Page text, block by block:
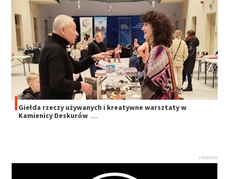
Giełda rzeczy używanych i kreatywne warsztaty w
Kamienicy Deskurów